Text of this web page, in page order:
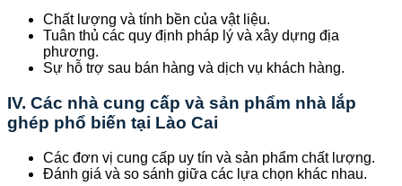
Chất lượng và tính bền của vật liệu.
Tuân thủ các quy định pháp lý và xây dựng địa
phương.
Sự hỗ trợ sau bán hàng và dịch vụ khách hàng.
IV. Các nhà cung cấp và sản phẩm nhà lắp
ghép phổ biến tại Lào Cai
Các đơn vị cung cấp uy tín và sản phẩm chất lượng.
Đánh giá và so sánh giữa các lựa chọn khác nhau.